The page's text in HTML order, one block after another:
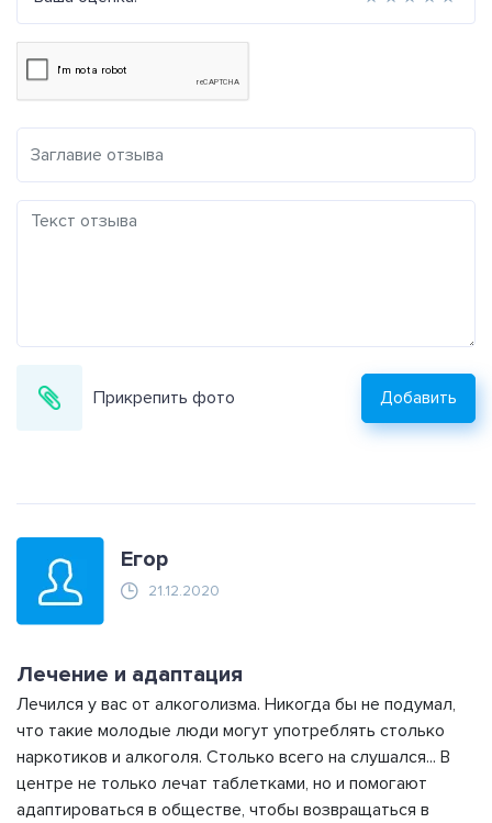
Прикрепить фото Добавить
Егор
21.12.2020
Лечение и адаптация
Лечился у вас от алкоголизма. Никогда бы не подумал,
что такие молодые люди могут употреблять столько
наркотиков и алкоголя. Столько всего на слушался... В
центре не только лечат таблетками, но и помогают
адаптироваться в обществе, чтобы возвращаться в